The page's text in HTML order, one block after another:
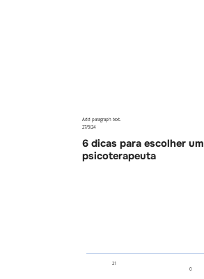
6 dicas para escolher um
psicoterapeuta
27/5/24
Add paragraph text.
0
21